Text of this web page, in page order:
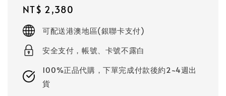
Regular
price
NT$ 2,380
可配送港澳地區(銀聯卡支付)
安全支付，帳號、卡號不露白
100%正品代購，下單完成付款後約2~4週出
貨